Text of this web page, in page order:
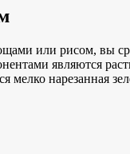
или рисом, вы
являются
мелко нарезанная